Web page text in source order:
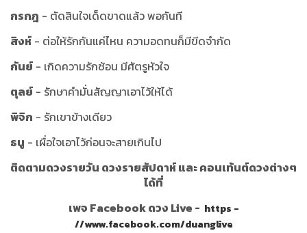
กรกฎ - ตัดสินใจเด็ดขาดแล้ว พอกันที
สิงห์ - ต่อให้รักกันแค่ไหน ความอดทนก็มีขีดจำกัด
กันย์ - เกิดความรักซ้อน มีศัตรูหัวใจ
ตุลย์ - รักษาคำมั่นสัญญาเอาไว้ให้ได้
พิจิก - รักเขาข้างเดียว
ธนู - เผื่อใจเอาไว้ก่อนจะสายเกินไป
ติดตามดวงรายวัน ดวงรายสัปดาห์ และ คอนเท้นต์ดวงต่างๆ
ได้ที่
เพจ Facebook ดวง Live - https -
//www.facebook.com/duanglive